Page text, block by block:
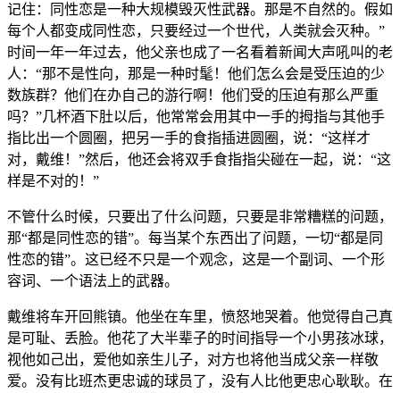
记住：同性恋是一种大规模毁灭性武器。那是不自然的。假如
每个人都变成同性恋，只要经过一个世代，人类就会灭种。”
时间一年一年过去，他父亲也成了一名看着新闻大声吼叫的老
人：“那不是性向，那是一种时髦！他们怎么会是受压迫的少
数族群？他们在办自己的游行啊！他们受的压迫有那么严重
吗？”几杯酒下肚以后，他常常会用其中一手的拇指与其他手
指比出一个圆圈，把另一手的食指插进圆圈，说：“这样才
对，戴维！”然后，他还会将双手食指指尖碰在一起，说：“这
样是不对的！”
不管什么时候，只要出了什么问题，只要是非常糟糕的问题，
那“都是同性恋的错”。每当某个东西出了问题，一切“都是同
性恋的错”。这已经不只是一个观念，这是一个副词、一个形
容词、一个语法上的武器。
戴维将车开回熊镇。他坐在车里，愤怒地哭着。他觉得自己真
是可耻、丢脸。他花了大半辈子的时间指导一个小男孩冰球，
视他如己出，爱他如亲生儿子，对方也将他当成父亲一样敬
爱。没有比班杰更忠诚的球员了，没有人比他更忠心耿耿。在